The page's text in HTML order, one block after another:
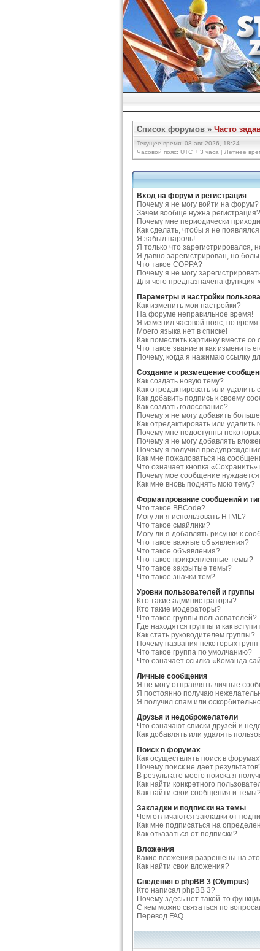
Список форумов » Часто
Текущее время: 08 авг 2026, 18:24
Часовой пояс: UTC + 3 часа [ Летнее
Вход на форум и регистрация
Почему я не могу войти на форум?
Зачем вообще нужна регистрация?
Почему мне периодически
Как сделать, чтобы я не
Я забыл пароль!
Я только что зарегистрировался,
Я давно зарегистрирован, но
Что такое COPPA?
Почему я не могу
Для чего предназначена функция
Параметры и настройки
Как изменить мои настройки?
На форуме неправильное время!
Я изменил часовой пояс, но
Моего языка нет в списке!
Как поместить картинку вместе
Что такое звание и как изменить
Почему, когда я нажимаю ссылку
Создание и размещение
Как создать новую тему?
Как отредактировать или
Как добавить подпись к своему
Как создать голосование?
Почему я не могу добавить
Как отредактировать или удалить
Почему мне недоступны
Почему я не могу добавлять
Почему я получил
Как мне пожаловаться на
Что означает кнопка
Почему мое сообщение
Как мне вновь поднять мою тему?
Форматирование сообщений и
Что такое BBCode?
Могу ли я использовать HTML?
Что такое смайлики?
Могу ли я добавлять рисунки к
Что такое важные объявления?
Что такое объявления?
Что такое прикрепленные темы?
Что такое закрытые темы?
Что такое значки тем?
Уровни пользователей и группы
Кто такие администраторы?
Кто такие модераторы?
Что такое группы пользователей?
Где находятся группы и как
Как стать руководителем группы?
Почему названия некоторых
Что такое группа по умолчанию?
Что означает ссылка «Команда
Личные сообщения
Я не могу отправлять личные
Я постоянно получаю
Я получил спам или
Друзья и недоброжелатели
Что означают списки друзей и
Как добавлять или удалять
Поиск в форумах
Как осуществлять поиск в
Почему поиск не дает
В результате моего поиска я
Как найти конкретного
Как найти свои сообщения и
Закладки и подписки на темы
Чем отличаются закладки от
Как мне подписаться на
Как отказаться от подписки?
Вложения
Какие вложения разрешены на
Как найти свои вложения?
Сведения о phpBB 3 (Olympus)
Кто написал phpBB 3?
Почему здесь нет такой-то
С кем можно связаться по
Перевод FAQ